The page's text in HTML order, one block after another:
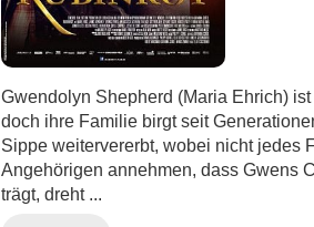
Gwendolyn Shepherd (Maria Ehrich)
doch ihre Familie birgt seit
Sippe weitervererbt, wobei nicht jedes
Angehörigen annehmen, dass Gwens
trägt, dreht ...